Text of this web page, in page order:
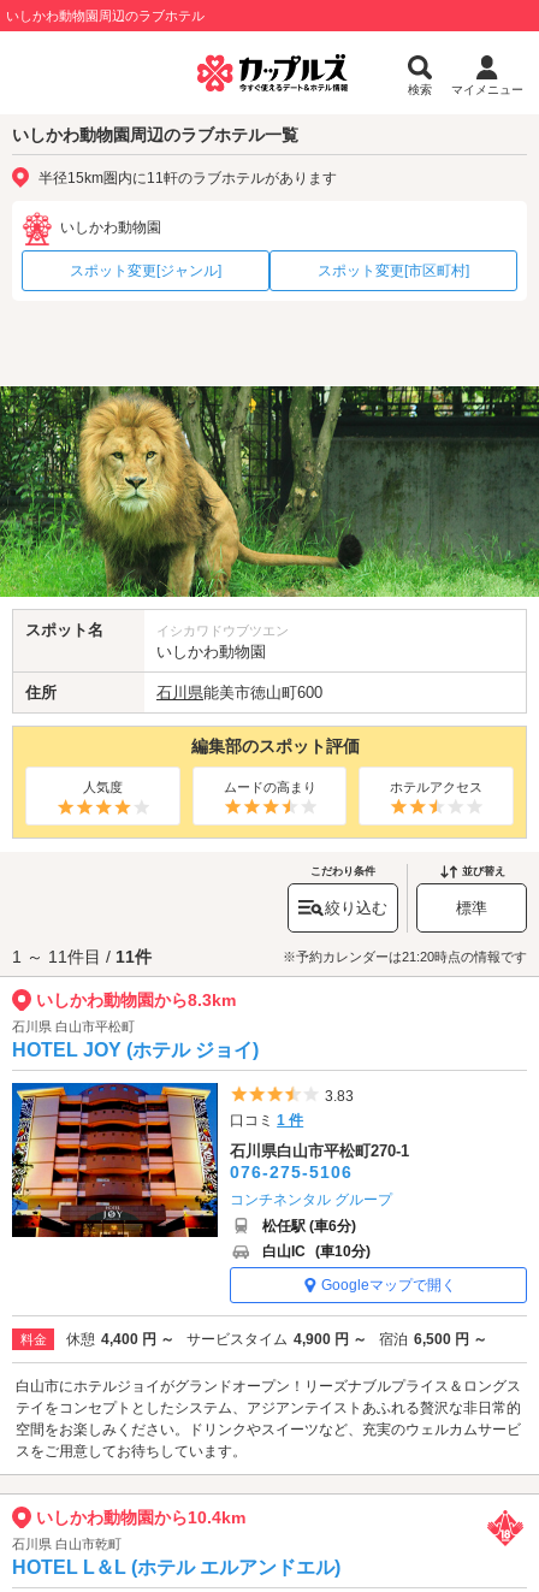
いしかわ動物園周辺のラブホテル
検索 マイメニュー
いしかわ動物園周辺のラブホテル一覧
半径15km圏内に11軒のラブホテルがあります
いしかわ動物園
スポット変更[ジャンル] スポット変更[市区町村]
スポット名 イシカワドウブツエン
いしかわ動物園
住所 石川県能美市徳山町600
編集部のスポット評価
人気度 ムードの高まり ホテルアクセス
こだわり条件
絞り込む
並び替え
標準
1 ～ 11件目 / 11件 ※予約カレンダーは21:20時点の情報です
いしかわ動物園から8.3km
石川県 白山市平松町
HOTEL JOY (ホテル ジョイ)
5つ星のうち3.5
3.83
口コミ1 件
石川県白山市平松町270-1
076-275-5106
コンチネンタル グループ
松任駅 (車6分)
白山IC (車10分)
Googleマップで開く
料金 休憩 4,400 円 ～ サービスタイム 4,900 円 ～ 宿泊 6,500 円 ～
白山市にホテルジョイがグランドオープン！リーズナブルプライス＆ロングス
テイをコンセプトとしたシステム、アジアンテイストあふれる贅沢な非日常的
空間をお楽しみください。ドリンクやスイーツなど、充実のウェルカムサービ
スをご用意してお待ちしています。
いしかわ動物園から10.4km
石川県 白山市乾町
HOTEL L＆L (ホテル エルアンドエル)